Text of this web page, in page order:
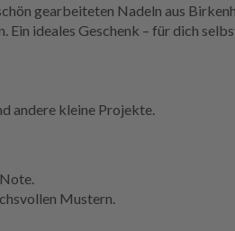
gearbeiteten Nadeln aus
Ein ideales Geschenk – für dich
andere kleine Projekte.
Mustern.